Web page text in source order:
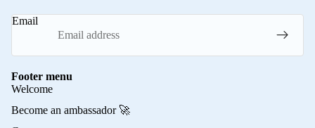
Email
Footer menu
Welcome
Become an ambassador 🚀